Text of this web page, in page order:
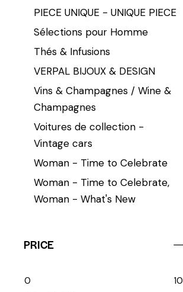
PIECE UNIQUE - UNIQUE PIECE
Sélections pour Homme
Thés & Infusions
VERPAL BIJOUX & DESIGN
Vins & Champagnes / Wine &
Champagnes
Voitures de collection -
Vintage cars
Woman - Time to Celebrate
Woman - Time to Celebrate,
Woman - What's New
PRICE
0 10